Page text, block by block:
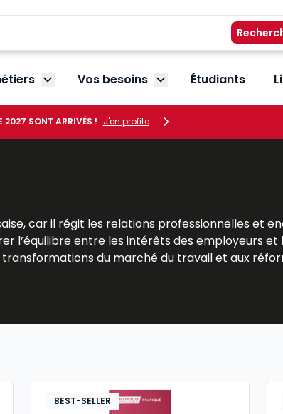
Afficher le sous-menu Vos métiers
Vos besoins Afficher le sous-menu
Étudiants
2027 SONT ARRIVÉS ! J'en profite
car il régit les relations professionnelles et
l’équilibre entre les intérêts des employeurs
du marché du travail et aux
des ressources humaines, car elle
Lefebvre Dalloz offrent une expertise de
des relations professionnelles, maîtriser le
et employeurs.
BEST-SELLER